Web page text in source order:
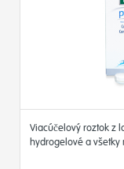
Viacúčelový roztok z
hydrogelové a všetky